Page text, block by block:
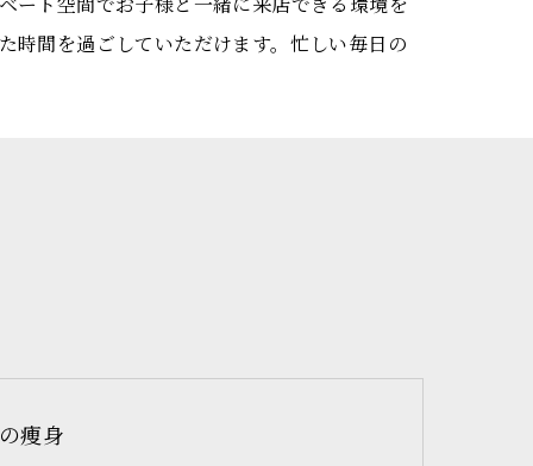
時間を過ごしていただけます。忙しい毎日の
痩身